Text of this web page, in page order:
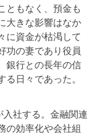
ともなく、預金も
大きな影響はなか
に資金が枯渇して
功の妻であり役員
銀行との長年の信
る日々であった。
社する。金融関連
の効率化や会社組